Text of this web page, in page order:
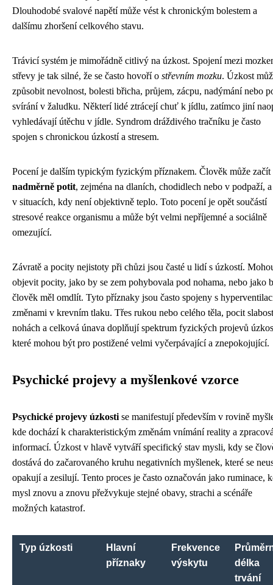
Dlouhodobé svalové napětí může vést k chronickým bolestem a
dalšímu zhoršení celkového stavu.
Trávicí systém je mimořádně citlivý na úzkost. Spojení mezi
střevy je tak silné, že se často hovoří o střevním mozku. Úzkost
způsobit nevolnost, bolesti břicha, průjem, zácpu, nadýmání nebo
svírání v žaludku. Některí lidé ztrácejí chuť k jídlu, zatímco jiní
vyhledávají útěchu v jídle. Syndrom dráždivého tračníku je často
spojen s chronickou úzkostí a stresem.
Pocení je dalším typickým fyzickým příznakem. Člověk může začít
nadměrně potit, zejména na dlaních, chodidlech nebo v podpaží,
v situacích, kdy není objektivně teplo. Toto pocení je opět součástí
stresové reakce organismu a může být velmi nepříjemné a sociálně
omezující.
Závratě a pocity nejistoty při chůzi jsou časté u lidí s úzkostí.
objevit pocity, jako by se zem pohybovala pod nohama, nebo jako
člověk měl omdlít. Tyto příznaky jsou často spojeny s
změnami v krevním tlaku. Třes rukou nebo celého těla, pocit
nohách a celková únava doplňují spektrum fyzických projevů
které mohou být pro postižené velmi vyčerpávající a znepokojující.
Psychické projevy a myšlenkové vzorce
Psychické projevy úzkosti se manifestují především v rovině
kde dochází k charakteristickým změnám vnímání reality a
informací. Úzkost v hlavě vytváří specifický stav mysli, kdy se
dostává do začarovaného kruhu negativních myšlenek, které se
opakují a zesilují. Tento proces je často označován jako ruminace,
mysl znovu a znovu přežvykuje stejné obavy, strachi a scénáře
možných katastrof.
Typ úzkosti
Hlavní
příznaky
Frekvence
výskytu
délka
trvání